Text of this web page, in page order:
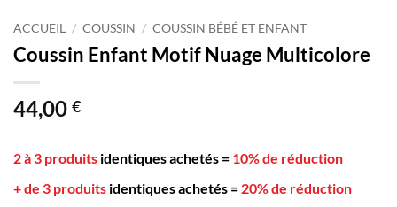
ACCUEIL / COUSSIN / COUSSIN BÉBÉ ET ENFANT
Coussin Enfant Motif Nuage Multicolore
44,00 €
2 à 3 produits identiques achetés = 10% de réduction
+ de 3 produits identiques achetés = 20% de réduction